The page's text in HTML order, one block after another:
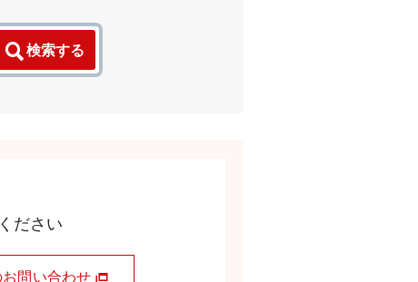
検索する
ださい
問い合わせ